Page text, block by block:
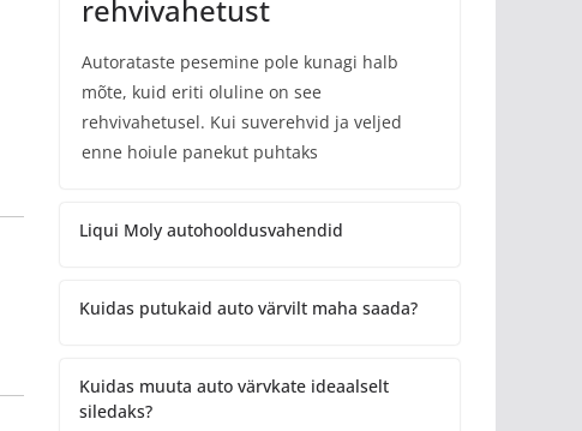
rehvivahetust
Autorataste pesemine pole kunagi halb
mõte, kuid eriti oluline on see
rehvivahetusel. Kui suverehvid ja veljed
enne hoiule panekut puhtaks
Liqui Moly autohooldusvahendid
Kuidas putukaid auto värvilt maha saada?
Kuidas muuta auto värvkate ideaalselt
siledaks?